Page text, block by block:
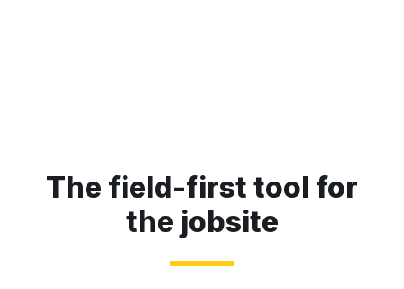
The field-first tool for
the jobsite